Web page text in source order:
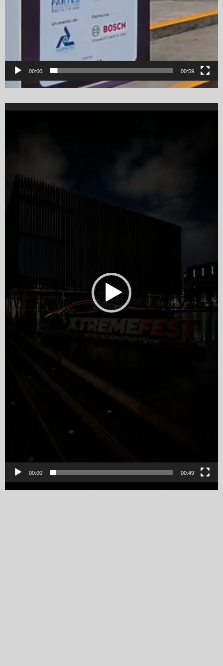
00:00 00:59
Video
00:00 00:49